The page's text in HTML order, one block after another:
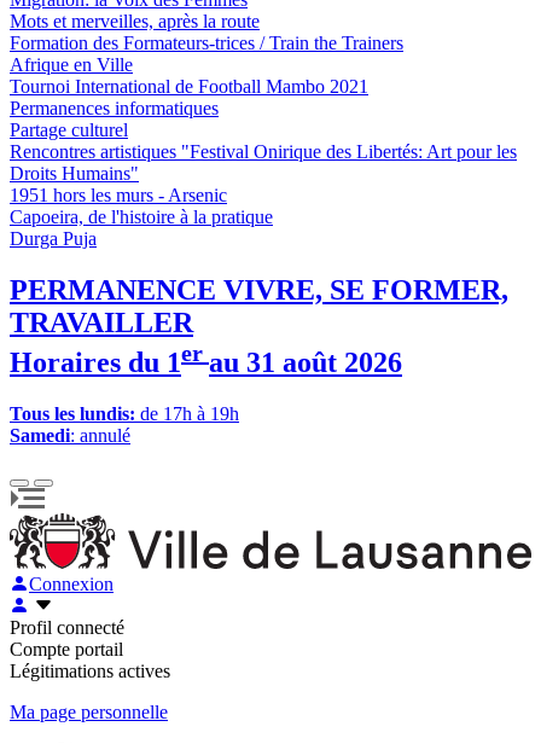
Mots et merveilles, après la route
Formation des Formateurs-trices / Train the Trainers
Afrique en Ville
Tournoi International de Football Mambo 2021
Permanences informatiques
Partage culturel
Rencontres artistiques "Festival Onirique des Libertés: Art pour les
Droits Humains"
1951 hors les murs - Arsenic
Capoeira, de l'histoire à la pratique
Durga Puja
PERMANENCE VIVRE, SE FORMER,
TRAVAILLER
Horaires du 1er au 31 août 2026
Tous les lundis: de 17h à 19h
Samedi: annulé
Connexion
Profil connecté
Compte portail
Légitimations actives
Ma page personnelle